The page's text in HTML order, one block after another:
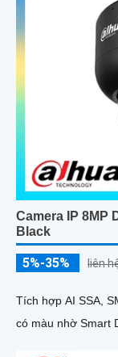
Camera IP 8MP
Black
5%-35% liên
Tích hợp AI SSA,
có màu nhờ Smart